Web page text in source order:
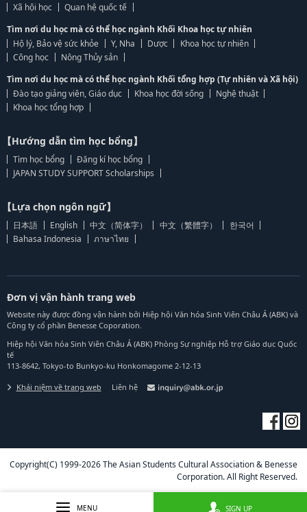
Xã hội học
Quan hệ quốc tế
Tìm nơi du học mà có thể học ngành Khối Khoa học tự nhiên
Hộ lý, Bảo vệ sức khỏe
Y, Nha Dược
Khoa học tự nhiên
Công học
Nông Thủy sản
Tìm nơi du học mà có thể học ngành Khối tổng hợp (Tự nhiên và Xã hội)
Đào tạo giảng viên, Giáo dục
Khoa học đời sống
Nghệ thuật
Khoa học tổng hợp
【Hướng dẫn tìm học bổng】
Tìm học bổng
Đăng kí học bổng
JAPAN STUDY SUPPORT Scholarships
【Lựa chọn ngôn ngữ】
日本語 English 中文（简体字） 中文（繁體字）
한국어
Bahasa Indonesia
ภาษาไทย
Đơn vị vận hành trang web
Website này được đồng vận hành bởi Hiệp hội Văn hóa Sinh Viên Châu Á (ABK) và
Công ty cổ phần Benesse Coporation.
Hiệp hội Văn hóa Sinh Viên Châu Á (ABK) Phòng Sự nghiệp Hỗ trợ Giáo dục Quốc
tế
113-8642, Tokyo-to Bunkyo-ku Honkomagome 2-12-13
Khái niệm về trang web Liên hệ
Copyright(C) 1999-2026 The Asian Students Cultural Association & Benesse
Corporation. All Right Reserved.
MENU SIGN UP